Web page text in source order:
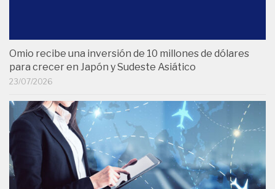
Omio recibe una inversión de 10 millones de dólares
para crecer en Japón y Sudeste Asiático
23/07/2026